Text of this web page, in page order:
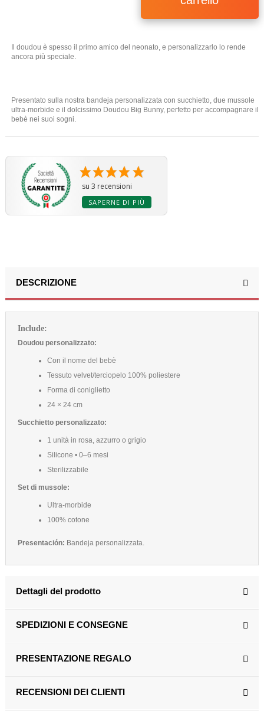
Il doudou è spesso il primo amico del neonato, e personalizzarlo lo rende
ancora più speciale.
Presentato sulla nostra bandeja personalizzata con succhietto, due mussole
ultra-morbide e il dolcissimo Doudou Big Bunny, perfetto per accompagnare il
bebè nei suoi sogni.
su 3 recensioni
SAPERNE DI PIÙ
DESCRIZIONE
Include:
Doudou personalizzato:
Con il nome del bebè
Tessuto velvet/terciopelo 100% poliestere
Forma di coniglietto
24 × 24 cm
Succhietto personalizzato:
1 unità in rosa, azzurro o grigio
Silicone • 0–6 mesi
Sterilizzabile
Set di mussole:
Ultra-morbide
100% cotone
Presentación: Bandeja personalizzata.
Dettagli del prodotto
SPEDIZIONI E CONSEGNE
PRESENTAZIONE REGALO
RECENSIONI DEI CLIENTI